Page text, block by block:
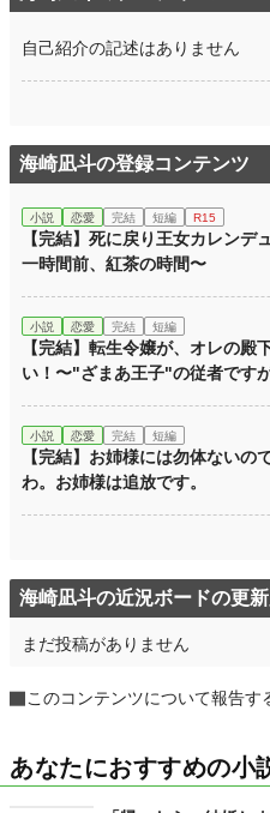
自己紹介の記述はありません
海崎凪斗の登録コンテンツ
小説 恋愛 完結 短編 R15
【完結】死に戻り王女カレン
一時間前、紅茶の時間〜
小説 恋愛 完結 短編
【完結】転生令嬢が、オレの
い！〜"ざまあ王子"の従者です
小説 恋愛 完結 短編
【完結】お姉様には勿体ないの
わ。お姉様は追放です。
海崎凪斗の近況ボードの更
まだ投稿がありません
このコンテンツについて報告す
あなたにおすすめの小